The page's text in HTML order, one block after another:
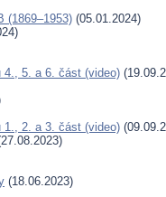
(1869–1953) (05.01.2024)
4., 5. a 6. část (video)
1., 2. a 3. část (video)
(18.06.2023)